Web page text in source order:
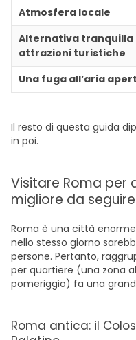
Atmosfera locale
Alternativa tranquilla
attrazioni turistiche
Una fuga all’aria
Il resto di questa guida
in poi.
Visitare Roma per
migliore da seguire
Roma è una città
nello stesso giorno
persone. Pertanto,
per quartiere (una zona
pomeriggio) fa una
Roma antica: il